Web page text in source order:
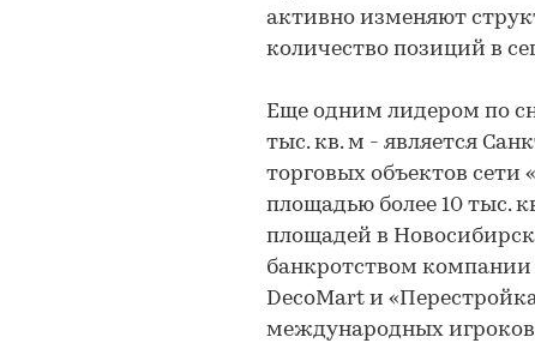
активно изменяют
количество позиций в
Еще одним лидером по
тыс. кв. м - является
торговых объектов сети
площадью более 10 тыс.
площадей в
банкротством
DecoMart и
международных